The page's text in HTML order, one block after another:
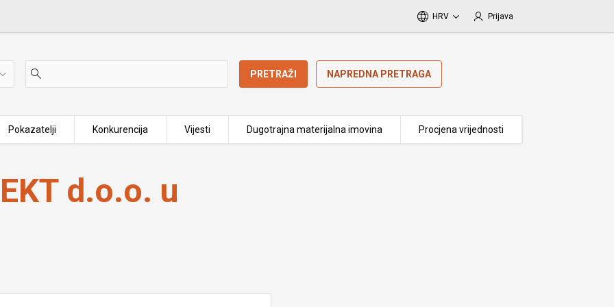
HRV Prijava
PRETRAŽI NAPREDNA PRETRAGA
Pokazatelji Konkurencija Vijesti Dugotrajna materijalna imovina Procjena vrijednosti
d.o.o. u